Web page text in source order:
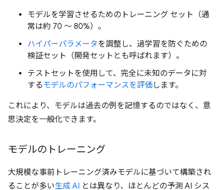
モデルを学習させるためのトレーニング セット（通
常は約 70 ～ 80%）。
ハイパーパラメータを調整し、過学習を防ぐための
検証セット（開発セットとも呼ばれます）。
テストセットを使用して、完全に未知のデータに対
する モデルのパフォーマンスを評価します。
これにより、モデルは過去の例を記憶するのではなく、意
思決定を一般化できます。
モデルのトレーニング
大規模な事前トレーニング済みモデルに基づいて構築され
ることが多い生成 AI とは異なり、ほとんどの予測 AI シス